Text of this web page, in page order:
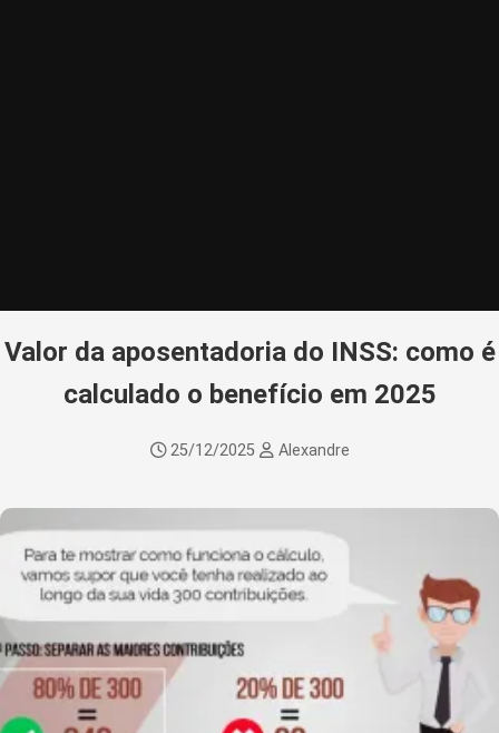
Valor da aposentadoria do INSS: como é
calculado o benefício em 2025
25/12/2025 Alexandre